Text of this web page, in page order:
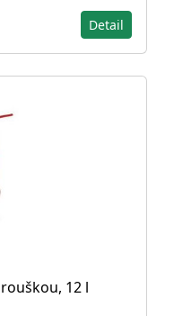
Detail
12 l